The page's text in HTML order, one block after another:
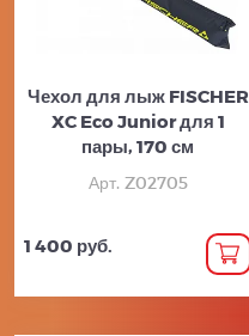
Чехол для лыж FISCHER
XC Eco Junior для 1
пары, 170 см
Арт. Z02705
1 400 руб.